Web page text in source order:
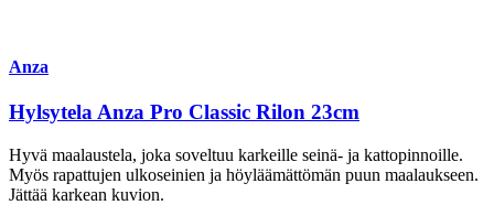
Anza
Hylsytela Anza Pro Classic Rilon 23cm
Hyvä maalaustela, joka soveltuu karkeille seinä- ja kattopinnoille.
Myös rapattujen ulkoseinien ja höyläämättömän puun maalaukseen.
Jättää karkean kuvion.